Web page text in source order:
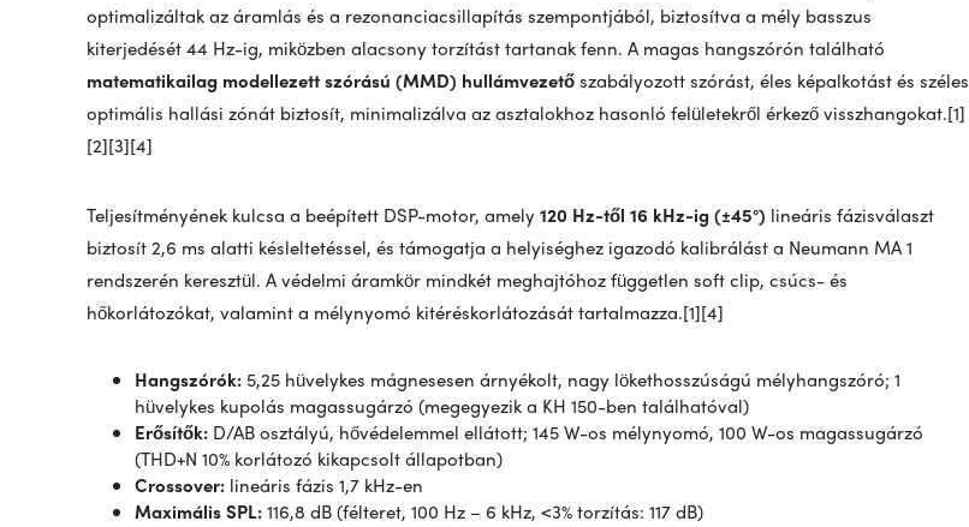
optimalizáltak az áramlás és a rezonanciacsillapítás szempontjából, biztosítva a mély basszus
kiterjedését 44 Hz-ig, miközben alacsony torzítást tartanak fenn. A magas hangszórón található
matematikailag modellezett szórású (MMD) hullámvezetőszabályozott szórást, éles képalkotást és széles
optimális hallási zónát biztosít, minimalizálva az asztalokhoz hasonló felületekről érkező visszhangokat.[1]
[2][3][4]
Teljesítményének kulcsa a beépített DSP-motor, amely120 Hz-től 16 kHz-ig (±45°) lineáris fázisválaszt
biztosít 2,6 ms alatti késleltetéssel, és támogatja a helyiséghez igazodó kalibrálást a Neumann MA 1
rendszerén keresztül. A védelmi áramkör mindkét meghajtóhoz független soft clip, csúcs- és
hőkorlátozókat, valamint a mélynyomó kitéréskorlátozását tartalmazza.[1][4]
Hangszórók: 5,25 hüvelykes mágnesesen árnyékolt, nagy lökethosszúságú mélyhangszóró; 1
hüvelykes kupolás magassugárzó (megegyezik a KH 150-ben találhatóval)
Erősítők: D/AB osztályú, hővédelemmel ellátott; 145 W-os mélynyomó, 100 W-os magassugárzó
(THD+N 10% korlátozó kikapcsolt állapotban)
Crossover: lineáris fázis 1,7 kHz-en
Maximális SPL:116,8 dB (félteret, 100 Hz – 6 kHz, <3% torzítás: 117 dB)